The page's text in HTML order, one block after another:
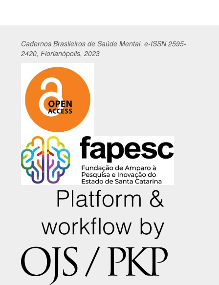
Cadernos Brasileiros de Saúde Mental, e-ISSN 2595-
2420, Florianópolis, 2023